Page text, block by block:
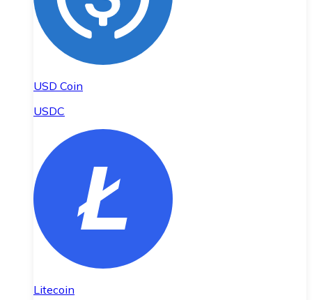
USD Coin
USDC
Litecoin